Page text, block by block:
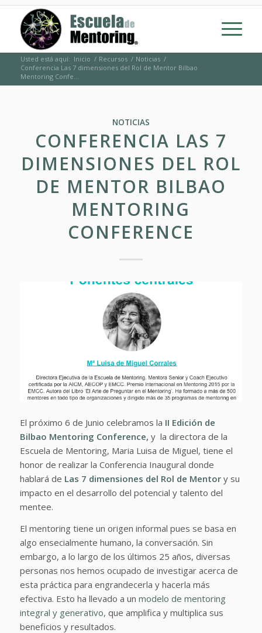
Usted está aquí: Inicio / Recursos / Noticias /
Conferencia Las 7 dimensiones del Rol de Mentor Bilbao
Mentoring Confe...
NOTICIAS
CONFERENCIA LAS 7
DIMENSIONES DEL ROL
DE MENTOR BILBAO
MENTORING
CONFERENCE
El próximo 6 de Junio celebramos la II Edición de
Bilbao Mentoring Conference, y la directora de la
Escuela de Mentoring, Maria Luisa de Miguel, tiene el
honor de realizar la Conferencia Inaugural donde
hablará de Las 7 dimensiones del Rol de Mentory su
impacto en el desarrollo del potencial y talento del
mentee.
El mentoring tiene un origen informal pues se basa en
algo ensecialmente humano, la conversación. Sin
embargo, a lo largo de los últimos 25 años, diversas
personas nos hemos ocupado de investigar acerca de
esta práctica para engrandecerla y hacerla más
efectiva. Esto ha llevado a un modelo de mentoring
integral y generativo, que amplifica y multiplica sus
beneficios y resultados.